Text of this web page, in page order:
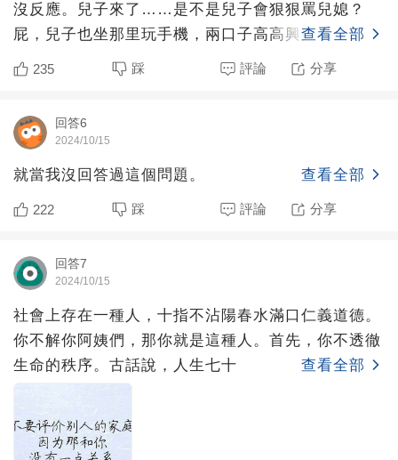
沒反應。兒子來了……是不是兒子會狠狠罵兒媳？
屁，兒子也坐那里玩手機，兩口子高高興興，老人家
躺在病床上，一步步
查看全部
235 踩 評論 分享
回答6
2024/10/15
就當我沒回答過這個問題。 查看全部
222 踩 評論 分享
回答7
2024/10/15
社會上存在一種人，十指不沾陽春水滿口仁義道德。
你不解你阿姨們，那你就是這種人。首先，你不透徹
生命的秩序。古話說，人生七十
查看全部